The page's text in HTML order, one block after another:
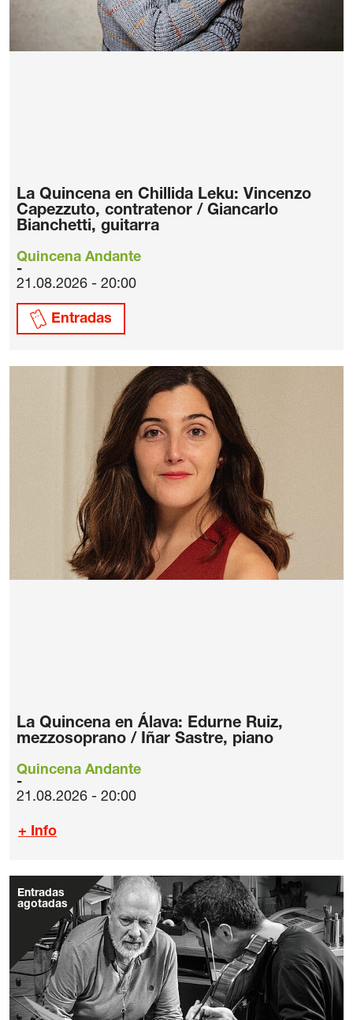
La Quincena en Chillida Leku: Vincenzo
Capezzuto, contratenor / Giancarlo
Bianchetti, guitarra
Quincena Andante
21.08.2026 - 20:00
Entradas
La Quincena en Álava: Edurne Ruiz,
mezzosoprano / Iñar Sastre, piano
Quincena Andante
21.08.2026 - 20:00
+ Info
Entradas
agotadas